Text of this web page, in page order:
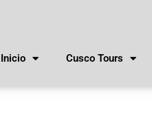
Inicio Cusco Tours